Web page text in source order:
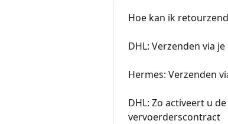
Hoe kan ik
DHL: Verzenden via
Hermes: Verzenden
DHL: Zo activeert u
vervoerderscontract